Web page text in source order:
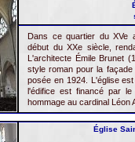
Dans ce quartier du XVe
début du XXe siècle,
L'architecte Émile Brunet
style roman pour la
posée en 1924. L'église
l'édifice est financé par
hommage au cardinal Léon
Église